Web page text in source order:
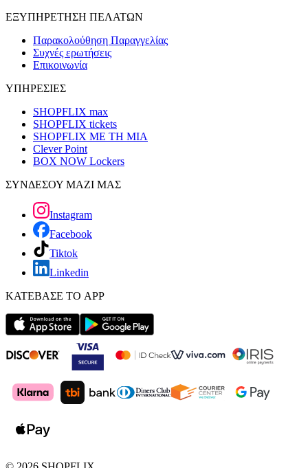
ΕΞΥΠΗΡΕΤΗΣΗ ΠΕΛΑΤΩΝ
Παρακολούθηση Παραγγελίας
Συχνές ερωτήσεις
Επικοινωνία
ΥΠΗΡΕΣΙΕΣ
SHOPFLIX max
SHOPFLIX tickets
SHOPFLIX ΜΕ ΤΗ ΜΙΑ
Clever Point
BOX NOW Lockers
ΣΥΝΔΕΣΟΥ ΜΑΖΙ ΜΑΣ
Instagram
Facebook
Tiktok
Linkedin
ΚΑΤΕΒΑΣΕ ΤΟ APP